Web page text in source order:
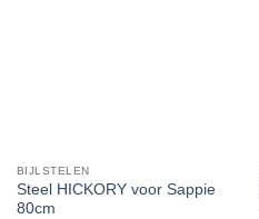
BIJLSTELEN
Steel HICKORY voor Sappie
80cm